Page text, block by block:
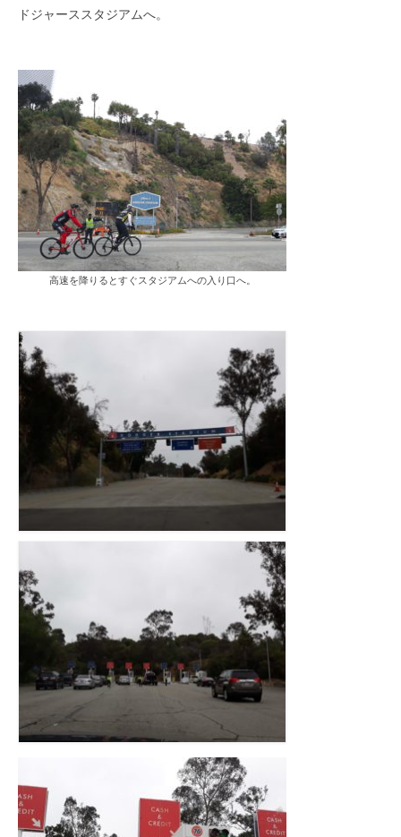
ドジャーススタジアムへ。
高速を降りるとすぐスタジアムへの入り口へ。